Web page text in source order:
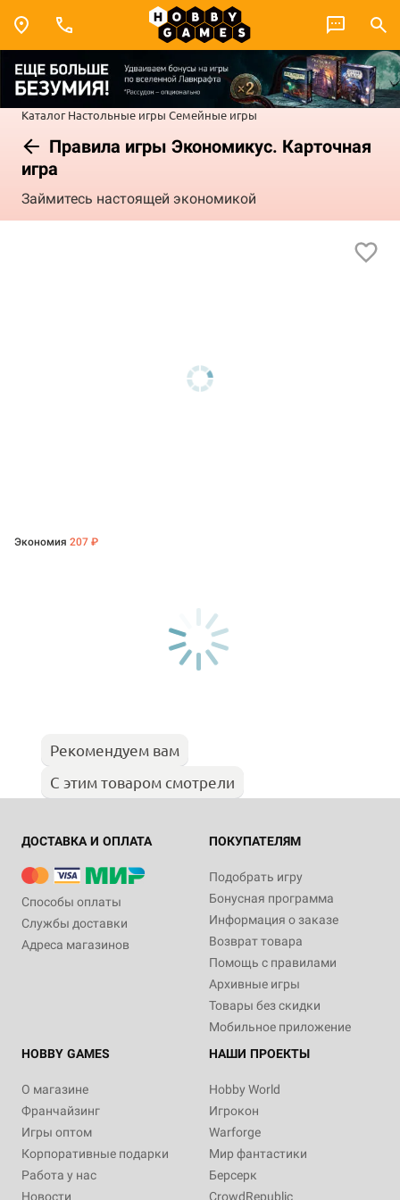
Каталог Настольные игры Семейные игры
Правила игры Экономикус. Карточная
игра
Займитесь настоящей экономикой
Экономия 207 ₽
Рекомендуем вам
С этим товаром смотрели
ДОСТАВКА И ОПЛАТА
Способы оплаты
Службы доставки
Адреса магазинов
ПОКУПАТЕЛЯМ
Подобрать игру
Бонусная программа
Информация о заказе
Возврат товара
Помощь с правилами
Архивные игры
Товары без скидки
Мобильное приложение
HOBBY GAMES
О магазине
Франчайзинг
Игры оптом
Корпоративные подарки
Работа у нас
Новости
НАШИ ПРОЕКТЫ
Hobby World
Игрокон
Warforge
Мир фантастики
Берсерк
CrowdRepublic